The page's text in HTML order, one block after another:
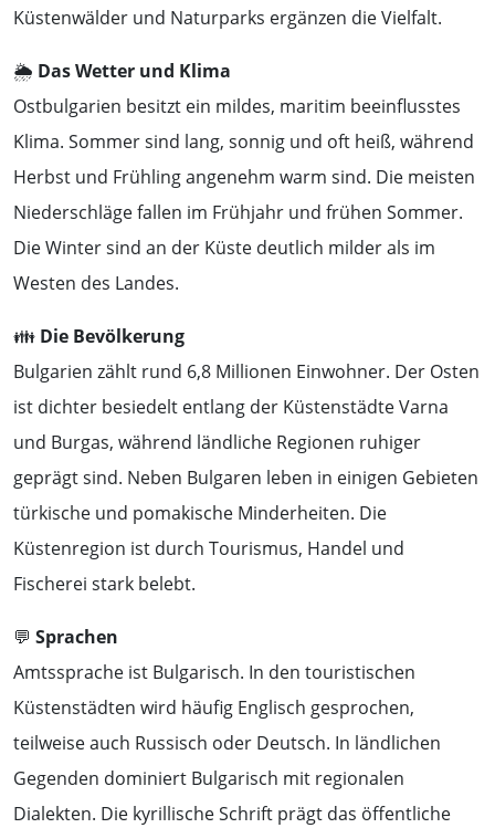
Küstenwälder und Naturparks ergänzen die Vielfalt.
🌦️ Das Wetter und Klima
Ostbulgarien besitzt ein mildes, maritim beeinflusstes
Klima. Sommer sind lang, sonnig und oft heiß, während
Herbst und Frühling angenehm warm sind. Die meisten
Niederschläge fallen im Frühjahr und frühen Sommer.
Die Winter sind an der Küste deutlich milder als im
Westen des Landes.
👪 Die Bevölkerung
Bulgarien zählt rund 6,8 Millionen Einwohner. Der Osten
ist dichter besiedelt entlang der Küstenstädte Varna
und Burgas, während ländliche Regionen ruhiger
geprägt sind. Neben Bulgaren leben in einigen Gebieten
türkische und pomakische Minderheiten. Die
Küstenregion ist durch Tourismus, Handel und
Fischerei stark belebt.
💬 Sprachen
Amtssprache ist Bulgarisch. In den touristischen
Küstenstädten wird häufig Englisch gesprochen,
teilweise auch Russisch oder Deutsch. In ländlichen
Gegenden dominiert Bulgarisch mit regionalen
Dialekten. Die kyrillische Schrift prägt das öffentliche